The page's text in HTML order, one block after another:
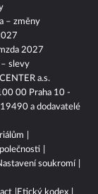
a.s.
00 Praha 10 -
a dodavatelé
soukromí
– změny
2027
– slevy